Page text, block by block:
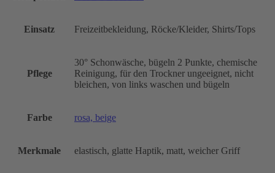
Einsatz Freizeitbekleidung, Röcke/Kleider, Shirts/Tops
Pflege
30° Schonwäsche, bügeln 2 Punkte, chemische
Reinigung, für den Trockner ungeeignet, nicht
bleichen, von links waschen und bügeln
Farbe rosa, beige
Merkmale elastisch, glatte Haptik, matt, weicher Griff